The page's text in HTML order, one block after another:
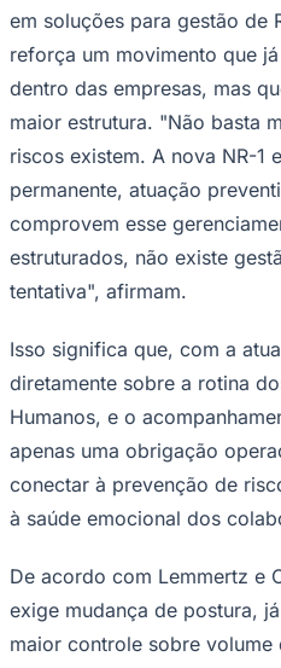
Palmeiras
em soluções para gestão de
reforça um movimento que
dentro das empresas, mas
maior estrutura. "Não basta
riscos existem. A nova NR-1
permanente, atuação
comprovem esse
estruturados, não existe
tentativa", afirmam.
Isso significa que, com a
diretamente sobre a rotina
Humanos, e o
apenas uma obrigação
conectar à prevenção de
à saúde emocional dos
De acordo com Lemmertz e
exige mudança de postura,
maior controle sobre volume